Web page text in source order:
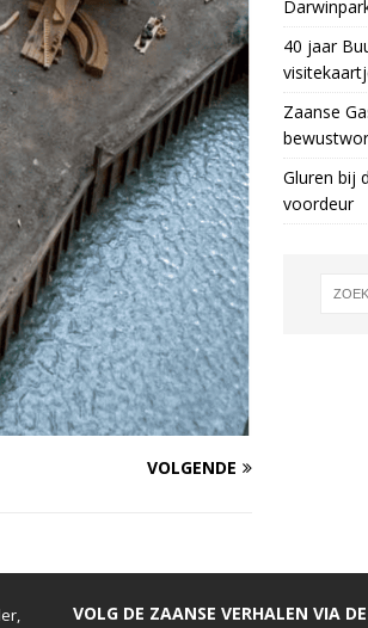
VOLGENDE
40 jaar
Zaanse
Gluren bij
voordeur
VOLG DE ZAANSE VERHALEN VIA